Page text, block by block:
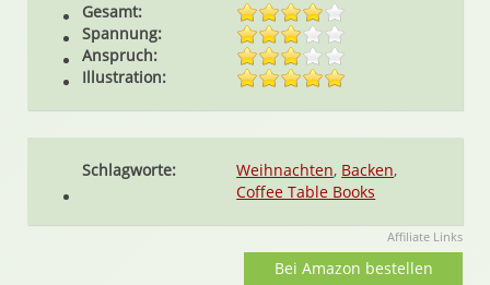
Gesamt:
Spannung:
Anspruch:
Illustration:
Schlagworte: Weihnachten, Backen,
Coffee Table Books
Affiliate Links
Bei Amazon bestellen